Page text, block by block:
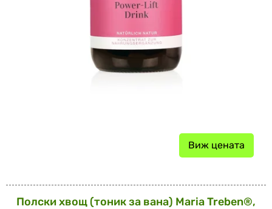
Виж цената
Полски хвощ (тоник за вана) Maria Treben®,